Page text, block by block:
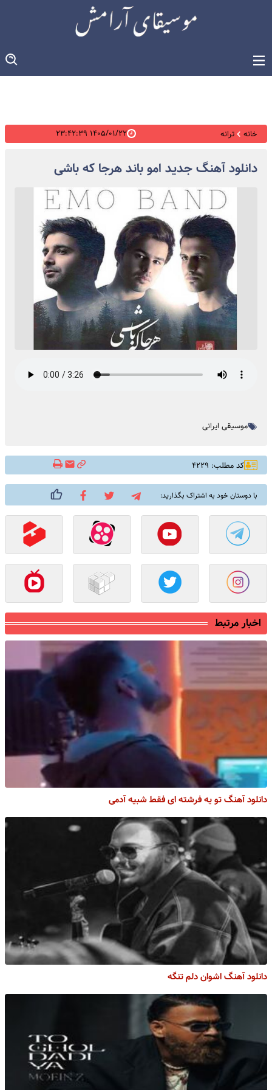
خانه ترانه ۱۴۰۵/۰۱/۲۲ ۲۳:۴۲:۳۹
دانلود آهنگ جدید امو باند هرجا که باشی
موسیقی ایرانی
کد مطلب: ۴۲۲۹
با دوستان خود به اشتراک بگذارید:
اخبار مرتبط
دانلود آهنگ تو یه فرشته ای فقط شبیه آدمی
دانلود آهنگ اشوان دلم تنگه